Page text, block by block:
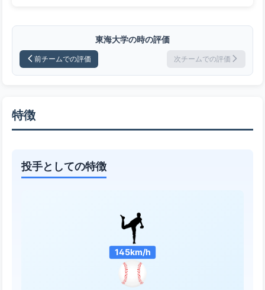
東海大学の時の評価
前チームでの評価 次チームでの評価
特徴
投手としての特徴
145km/h